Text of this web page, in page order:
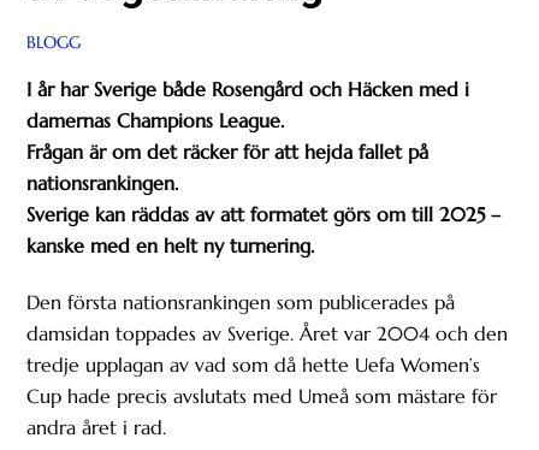
BLOGG
I år har Sverige både Rosengård och Häcken med i
damernas Champions League.
Frågan är om det räcker för att hejda fallet på
nationsrankingen.
Sverige kan räddas av att formatet görs om till 2025 –
kanske med en helt ny turnering.
Den första nationsrankingen som publicerades på
damsidan toppades av Sverige. Året var 2004 och den
tredje upplagan av vad som då hette Uefa Women’s
Cup hade precis avslutats med Umeå som mästare för
andra året i rad.